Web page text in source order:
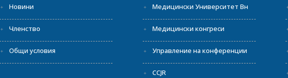
Новини
Членство
Общи условия
Медицински Университет Вн
Медицински конгреси
Управление на конференции
CCJR